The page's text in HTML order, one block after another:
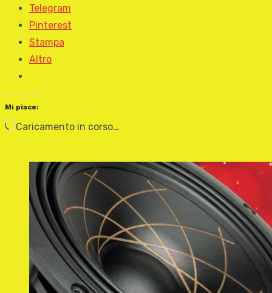
Telegram
Pinterest
Stampa
Altro
Mi piace:
Caricamento in corso…